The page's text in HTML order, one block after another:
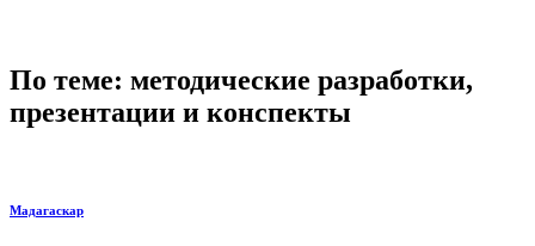
По теме: методические разработки,
презентации и конспекты
Мадагаскар